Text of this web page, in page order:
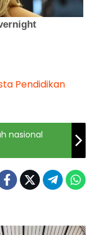
Pendidikan
nasional